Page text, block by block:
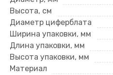
Высота, см
Диаметр циферблата
Ширина упаковки, мм
Длина упаковки, мм
Высота упаковки, мм
Материал